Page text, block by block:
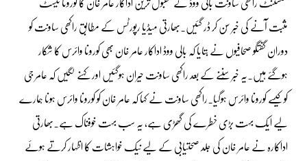
مثبت آنے کی خبر سُن کر ڈر گئیں۔بھارتی میڈیا رپورٹس کے مطابق راکھی ساونت کو
دوران گفتگو صحافیوں نے بتایا کہ بالی ووڈ اداکار عامر خان بھی کورونا وائرس کا شکار
ہوگئے ہیں۔یہ خبر سُننے کے بعد راکھی ساونت حیران ہوگئیں اور کہنے لگیں کہ عامر جی
کو کیسے کورونا وائرس ہوگیا۔راکھی ساونت نے کہا کہ عامر خان کو کورونا وائرس ہونا ہمارے
لیے ایک بہت بڑی خطرے کی گھڑی ہے، یہ سب بہت خوفناک ہے۔بھارتی
اداکارہ نے عامر خان کی جلد صحتیابی کے لیے نیک خواہشات کا اظہار کرتے ہوئے